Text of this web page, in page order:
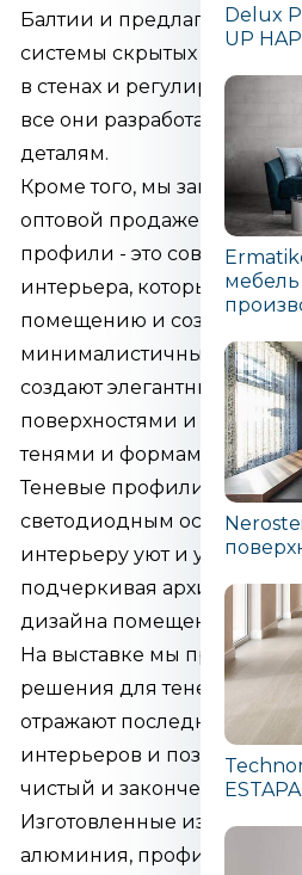
Балтии и предлагает
системы скрытых петель,
в стенах и регулируемые
все они разработаны с
деталям.
Кроме того, мы
оптовой продажей
профили - это
интерьера, который
помещению и создает
минималистичный
создают элегантный зазор
поверхностями и
тенями и формами.
Теневые профили со
светодиодным
интерьеру уют и
подчеркивая архитектуру
дизайна помещения.
На выставке мы
решения для теневых
отражают последние
интерьеров и позволяют
чистый и законченный
Изготовленные из
алюминия, профили
Delux
UP